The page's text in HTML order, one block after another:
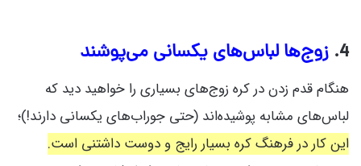
4. زوج‌ها لباس‌های یکسانی می‌پوشند
هنگام قدم زدن در کره زوج‌های بسیاری را خواهید دید که
لباس‌های مشابه پوشیده‌اند (حتی جوراب‌های یکسانی دارند!)؛
این کار در فرهنگ کره بسیار رایج و دوست داشتنی است.